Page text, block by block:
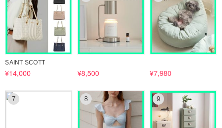
SAINT SCOTT
¥14,000 ¥8,500 ¥7,980
7 8 9